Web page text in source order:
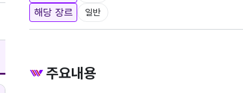
해당 장르 일반
주요내용